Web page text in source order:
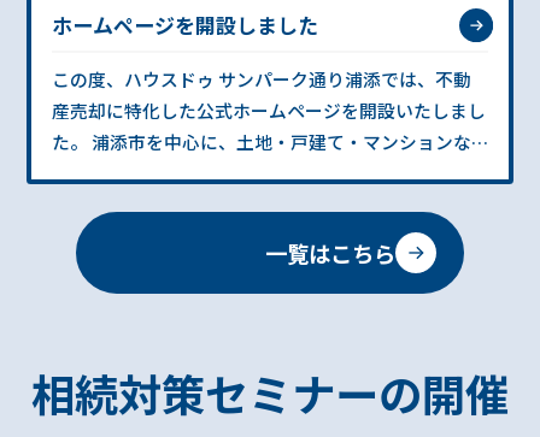
回のキャンペーン期間中は、不動産のご購入・ご売却
いないけど話を聞いてみたい」「相場だけ知りたい」
「住み替えを考え始めたばかり」といったお客様に
も、お気軽にご来店いただける内容となっております
😊 🎉 リニューアル記念キャンペーン内容 🎉 ご成約者
様限定《10万円キャッシュバック》 期間中にご成約
いただいたお客様には、10万円のキャッシュバック特
典をご用意しております！住宅購入・売却時の諸費用
だいたお客様にはお菓子のつかみ取りイベントを実施
ましたこと、スタッフ一同、心より御礼申し上げま
ひとりのお客様に寄り添い、安心・納得の不動産売却
を全力でサポートしてまいります。 📅 年始の営業に
ついて【浦添市 不動産会社】 ハウスドゥ サンパーク
通り浦添は、本年は【1月4日（日）】より通常営業し
ております。 新年早々、不動産売却・無料査定・住み
替え・相続・空き家に関するご相談など、随時受け付
けております。 「年明けから売却を進めたい」「まず
は相場だけ知っておきたい」という方も、どうぞお気
く売りたい・なるべく 早く売却したい・相続した不
ホームページを開設しました
この度、ハウスドゥ サンパーク通り浦添では、不動
産売却に特化した公式ホームページを開設いたしまし
た。 浦添市を中心に、土地・戸建て・マンションな
報発信を強化してまいります。 「まずは価格だけ知り
たい」「相続した土地をどうすればいい？」「空き家
の管理が不安」など、どんなお悩みもお気軽にご相談
にとってより身近で、頼れる不動産会社を目指してま
いりますので、どうぞよろしくお願いいたします。
一覧はこちら
相続対策セミナーの開催